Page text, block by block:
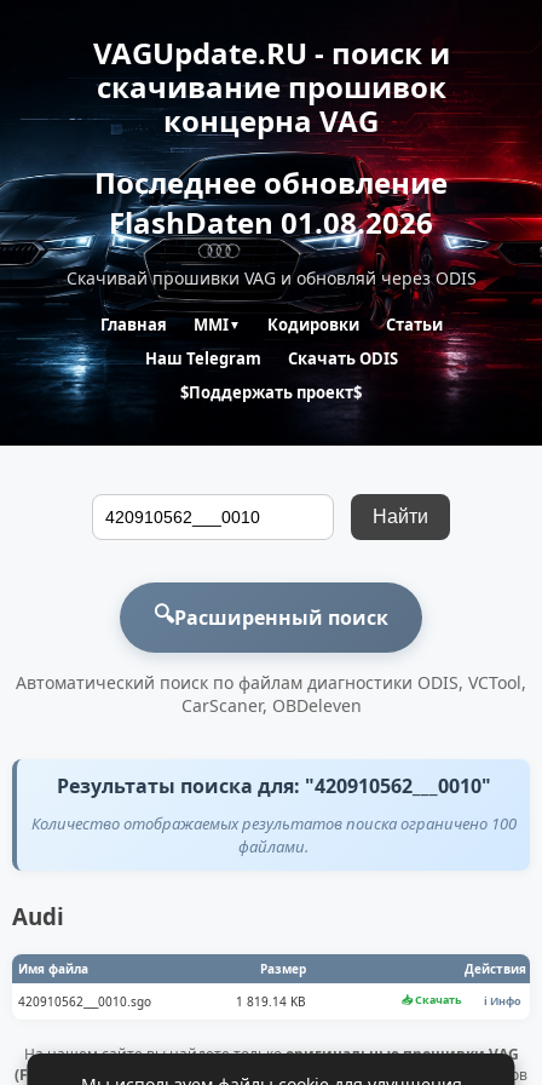
VAGUpdate.RU - поиск и
скачивание прошивок
концерна VAG
Последнее обновление
FlashDaten 01.08.2026
Скачивай прошивки VAG и обновляй через ODIS
Главная MMI▼ Кодировки
Статьи
Наш Telegram
Скачать ODIS
$Поддержать проект$
Найти
🔍Расширенный поиск
Автоматический поиск по файлам диагностики ODIS, VCTool,
CarScaner, OBDeleven
Результаты поиска для: "420910562___0010"
Количество отображаемых результатов поиска ограничено 100
файлами.
Audi
Имя файла Размер
Действия
420910562___0010.sgo
1 819.14 KB 📥 Скачать ℹ️ Инфо
На нашем сайте вы найдете толькооригинальные прошивки VAG
(Flashdaten)
. Все файлы получены напрямую с официальных серверов